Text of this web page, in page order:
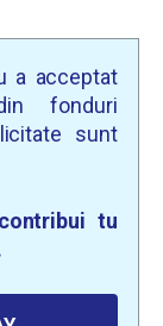
a acceptat
fonduri
sunt
tu